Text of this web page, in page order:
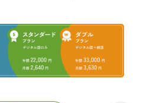
振興協議会からの要望を受けて
その加工技術。プレカット加工
Ｖ字型に改良し、木材が持って
）を発揮させることで、仕口の
る。とくに、スギ材を横架材に
ども期待できる。